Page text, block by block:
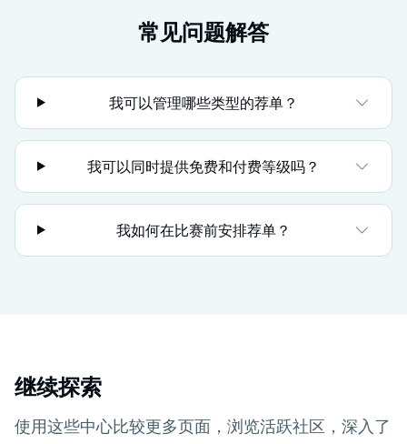
常见问题解答
我可以管理哪些类型的荐单？
我可以同时提供免费和付费等级吗？
我如何在比赛前安排荐单？
继续探索
使用这些中心比较更多页面，浏览活跃社区，深入了